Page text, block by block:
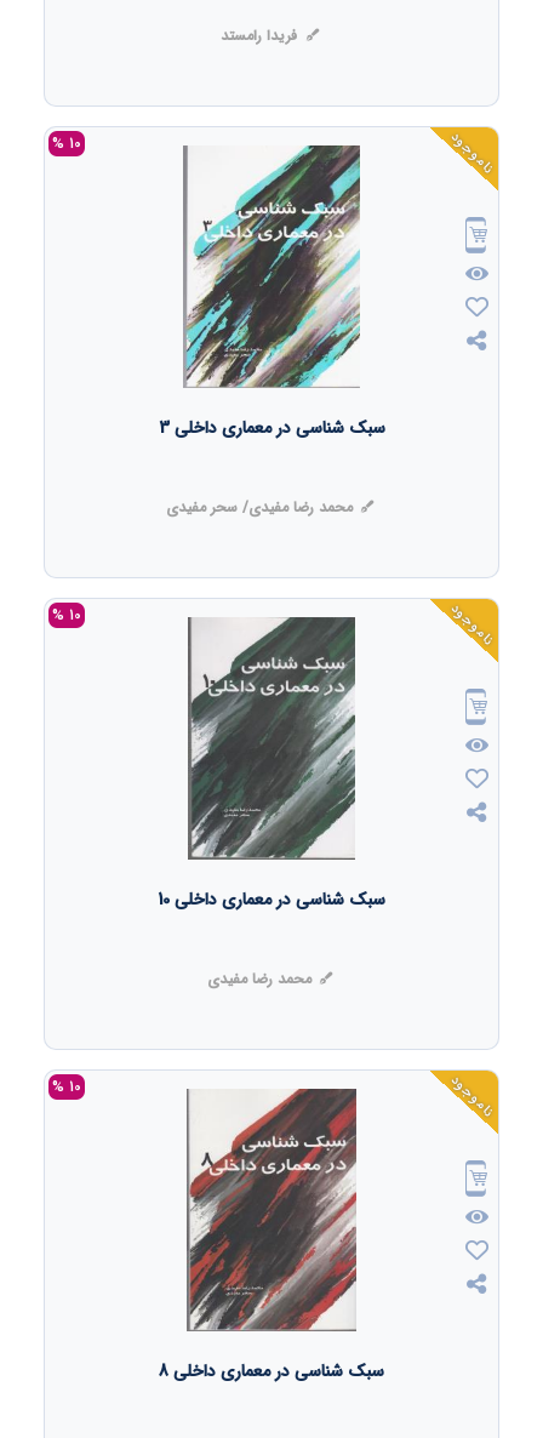
فریدا رامستد
ناموجود 10 %
سبک شناسی در معماری داخلی 3
محمد رضا مفیدی/ سحر مفیدی
ناموجود 10 %
سبک شناسی در معماری داخلی 10
محمد رضا مفیدی
ناموجود 10 %
سبک شناسی در معماری داخلی 8